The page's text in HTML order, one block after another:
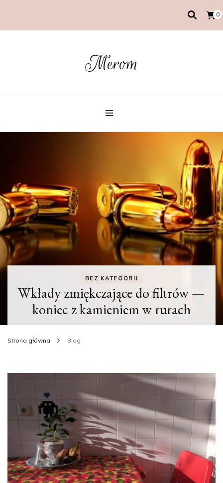
0
Merom
BEZ KATEGORII
Wkłady zmiękczające do filtrów —
koniec z kamieniem w rurach
Strona główna Blog